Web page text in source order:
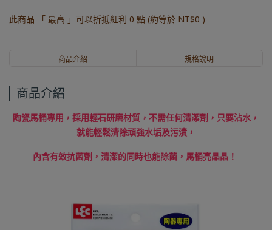
此商品 「 最高 」可以折抵紅利 0 點 (約等於 NT$0 )
商品介紹 規格說明
商品介紹
陶瓷馬桶專用，採用輕石研磨材質，不需任何清潔劑，只要沾水，
就能輕鬆清除頑強水垢及污漬，
內含有效抗菌劑，清潔的同時也能除菌，馬桶亮晶晶！